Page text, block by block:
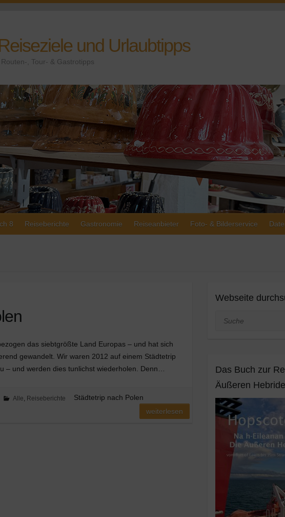
und Urlaubtipps
, Tour- & Gastrotipps
8 Reiseberichte Gastronomie Reiseanbieter Foto- & Bilderservice
das siebtgrößte Land Europas – und hat sich
gewandelt. Wir waren 2012 auf einem Städtetrip
– und werden dies tunlichst wiederholen. Denn…
Alle, Reiseberichte
Städtetrip nach Polen
weiterlesen
Webseite
Suche
Das Buch zur
Äußeren